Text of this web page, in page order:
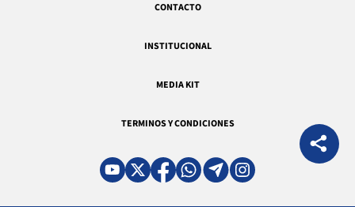
CONTACTO
INSTITUCIONAL
MEDIA KIT
TERMINOS Y CONDICIONES